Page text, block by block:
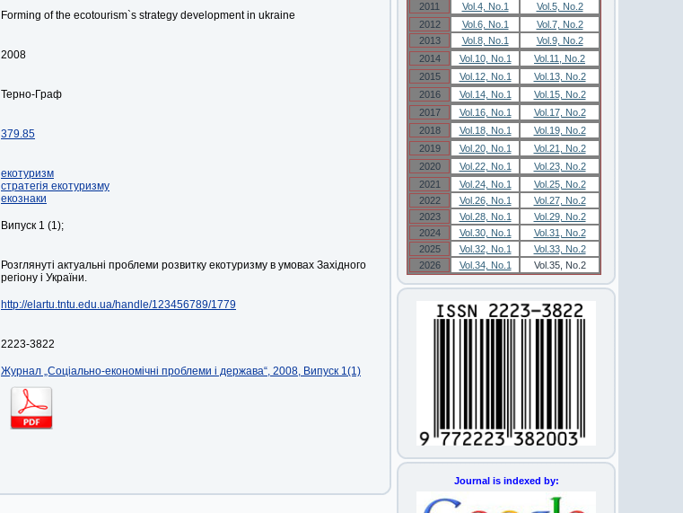
Forming of the ecotourism`s strategy development in ukraine
2008
Терно-Граф
379.85
екотуризм
стратегія екотуризму
екознаки
Випуск 1 (1);
Розглянуті актуальні проблеми розвитку екотуризму в умовах Західного
регіону і України.
http://elartu.tntu.edu.ua/handle/123456789/1779
2223-3822
Журнал „Соціально-економічні проблеми і держава“, 2008, Випуск 1(1)
2011
Vol.4, No.1
Vol.5, No.2
2012
Vol.6, No.1
Vol.7, No.2
2013
Vol.8, No.1
Vol.9, No.2
2014
Vol.10, No.1
Vol.11, No.2
2015
Vol.12, No.1
Vol.13, No.2
2016
Vol.14, No.1
Vol.15, No.2
2017
Vol.16, No.1
Vol.17, No.2
2018
Vol.18, No.1
Vol.19, No.2
2019
Vol.20, No.1
Vol.21, No.2
2020
Vol.22, No.1
Vol.23, No.2
2021
Vol.24, No.1
Vol.25, No.2
2022
Vol.26, No.1
Vol.27, No.2
2023
Vol.28, No.1
Vol.29, No.2
2024
Vol.30, No.1
Vol.31, No.2
2025
Vol.32, No.1
Vol.33, No.2
2026
Vol.34, No.1 Vol.35, No.2
Journal is indexed by: